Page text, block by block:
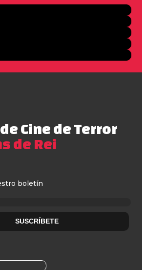
Cine de Terror
de Rei
boletín